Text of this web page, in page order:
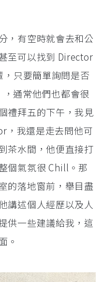
，有空時就會去和公
至可以找到 Director
，只要簡單詢問是否
通常他們也都會很
禮拜五的下午，我見
，我還是走去問他可
茶水間，他便直接打
個氣氛很 Chill。那
的落地窗前，舉目盡
講述個人經歷以及人
供一些建議給我，這
。